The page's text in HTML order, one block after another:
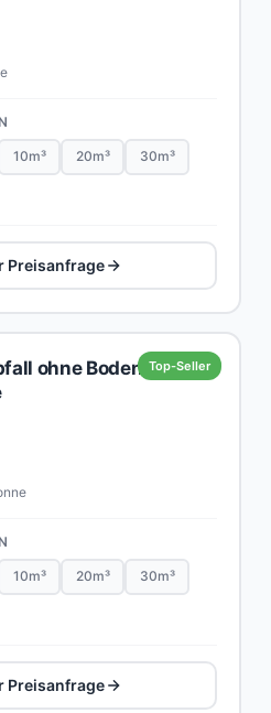
10m³ 20m³ 30m³
Preisanfrage
Top-Seller
ohne Boden,
10m³ 20m³ 30m³
Preisanfrage